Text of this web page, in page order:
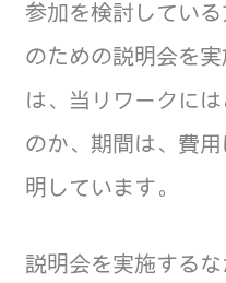
参加を検討してい
のための説明会を
は、当リワークに
のか、期間は、費
明しています。
説明会を実施するな